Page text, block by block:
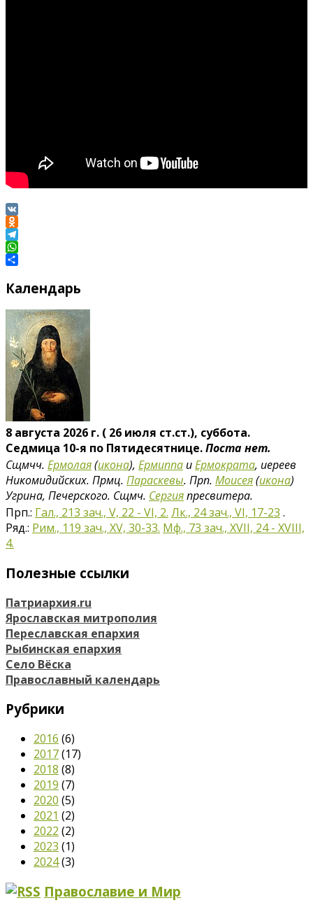
VK
Odnoklassniki
Telegram
WhatsApp
Календарь
8 августа 2026 г. ( 26 июля ст.ст.), суббота.
Седмица 10-я по Пятидесятнице.Поста нет.
Сщмчч. Ермолая(икона), Ермиппа иЕрмократа, иереев
Никомидийских. Прмц. Параскевы. Прп. Моисея(икона)
Угрина, Печерского. Сщмч. Сергияпресвитера.
Прп.: Гал., 213 зач., V, 22 - VI, 2. Лк., 24 зач., VI, 17-23 .
Ряд.: Рим., 119 зач., XV, 30-33. Мф., 73 зач., XVII, 24 - XVIII,
4.
Полезные ссылки
Патриархия.ru
Ярославская митрополия
Переславская епархия
Рыбинская епархия
Село Вёска
Православный календарь
Рубрики
2016 (6)
2017(17)
2018 (8)
2019 (7)
2020 (5)
2021 (2)
2022 (2)
2023 (1)
2024(3)
Православие и Мир